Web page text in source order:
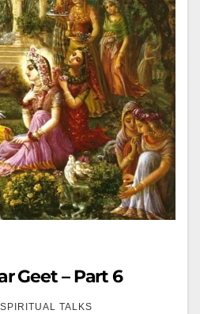
Geet – Part 6
SPIRITUAL TALKS